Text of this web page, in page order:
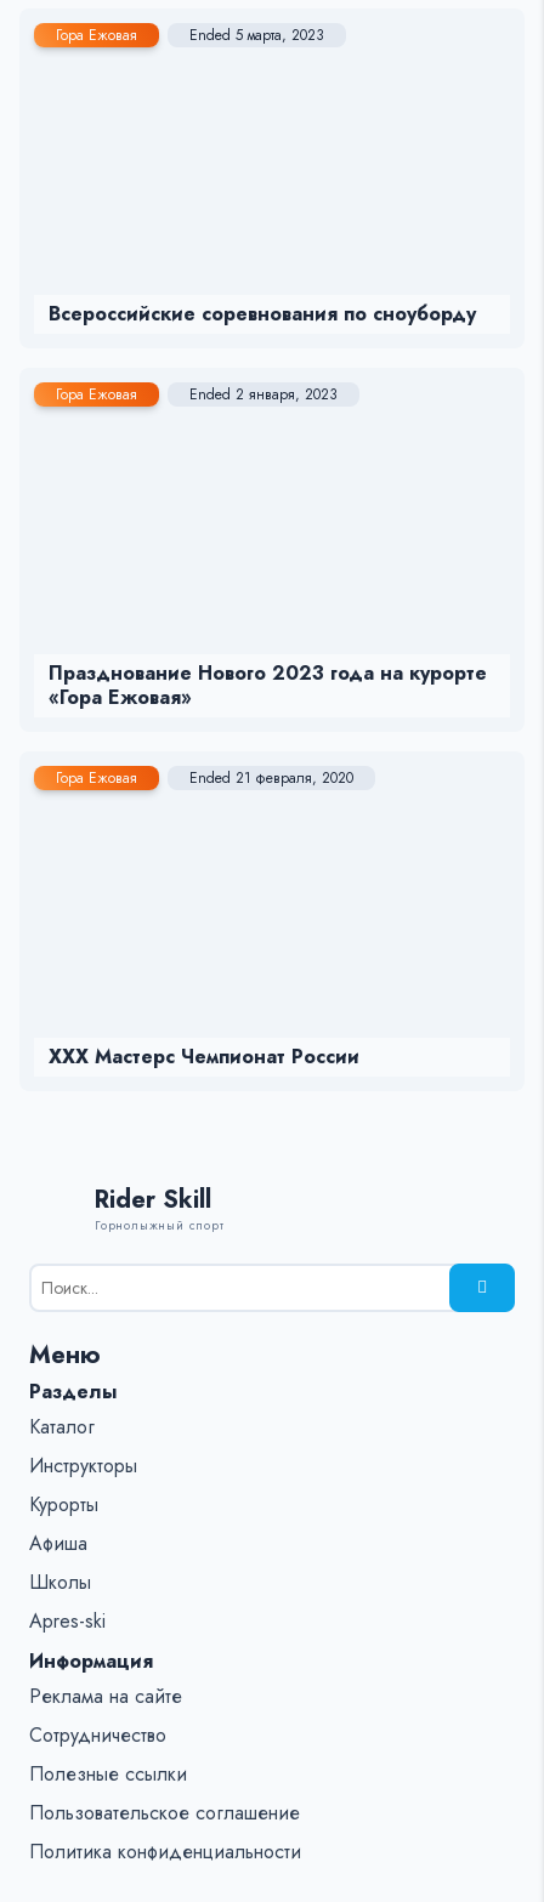
Гора Ежовая Ended 5 марта, 2023
Всероссийские соревнования по сноуборду
Гора Ежовая Ended 2 января, 2023
Празднование Нового 2023 года на курорте
«Гора Ежовая»
Гора Ежовая Ended 21 февраля, 2020
ХХХ Мастерс Чемпионат России
Rider Skill
Горнолыжный спорт
Результаты
поиска
%s:
Меню
Разделы
Каталог
Инструкторы
Курорты
Афиша
Школы
Apres-ski
Информация
Реклама на сайте
Сотрудничество
Полезные ссылки
Пользовательское соглашение
Политика конфиденциальности